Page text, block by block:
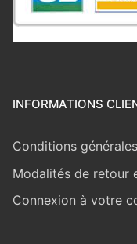
INFORMATIONS
Conditions
Modalités de retour
Connexion à votre